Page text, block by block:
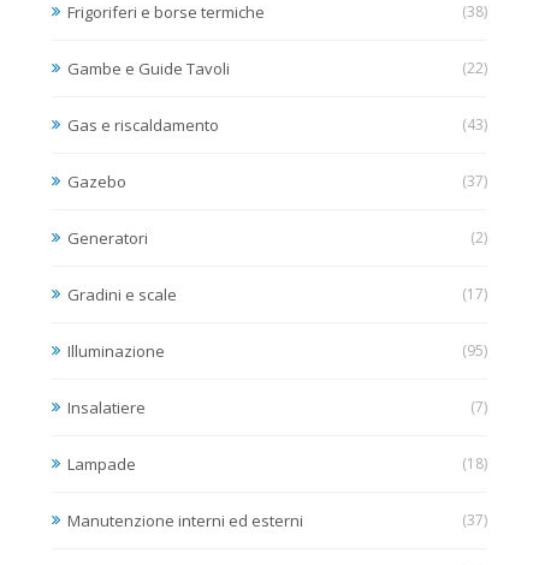
Frigoriferi e borse termiche (38)
Gambe e Guide Tavoli (22)
Gas e riscaldamento (43)
Gazebo (37)
Generatori (2)
Gradini e scale (17)
Illuminazione (95)
Insalatiere (7)
Lampade (18)
Manutenzione interni ed esterni (37)